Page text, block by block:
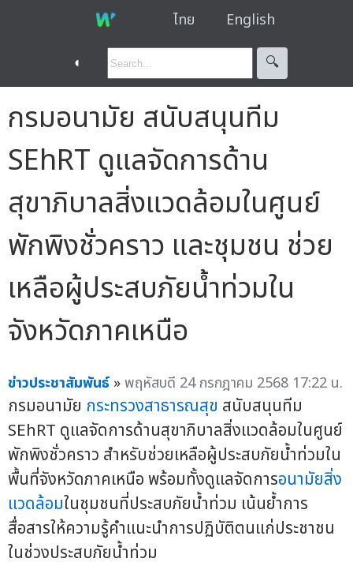
ไทย English
◐ 🔍︎
กรมอนามัย สนับสนุนทีม
SEhRT ดูแลจัดการด้าน
สุขาภิบาลสิ่งแวดล้อมในศูนย์
พักพิงชั่วคราว และชุมชน ช่วย
เหลือผู้ประสบภัยน้ำท่วมใน
จังหวัดภาคเหนือ
ข่าวประชาสัมพันธ์ »พฤหัสบดี 24 กรกฎาคม 2568 17:22 น.
กรมอนามัย กระทรวงสาธารณสุข สนับสนุนทีม
SEhRT ดูแลจัดการด้านสุขาภิบาลสิ่งแวดล้อมในศูนย์
พักพิงชั่วคราว สำหรับช่วยเหลือผู้ประสบภัยน้ำท่วมใน
พื้นที่จังหวัดภาคเหนือ พร้อมทั้งดูแลจัดการอนามัยสิ่ง
แวดล้อมในชุมชนที่ประสบภัยน้ำท่วม เน้นย้ำการ
สื่อสารให้ความรู้คำแนะนำการปฏิบัติตนแก่ประชาชน
ในช่วงประสบภัยน้ำท่วม